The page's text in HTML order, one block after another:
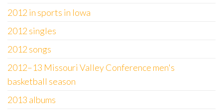
2012 in sports in Iowa
2012 singles
2012 songs
2012–13 Missouri Valley Conference men's
basketball season
2013 albums